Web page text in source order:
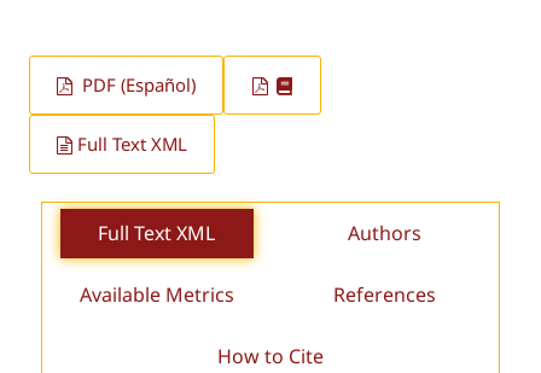
PDF (Español)
Full Text XML
Full Text XML Authors
Available Metrics References
How to Cite